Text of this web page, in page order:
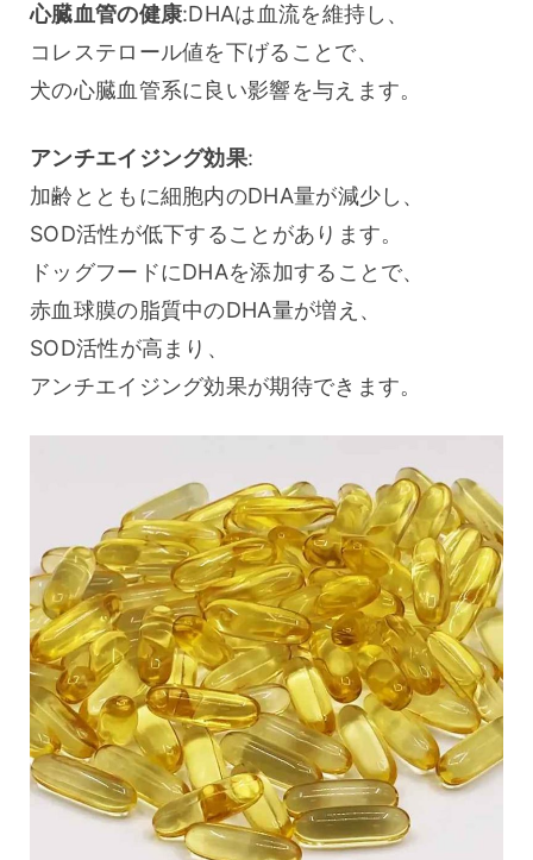
心臓血管の健康:DHAは血流を維持し、
コレステロール値を下げることで、
犬の心臓血管系に良い影響を与えます。
アンチエイジング効果:
加齢とともに細胞内のDHA量が減少し、
SOD活性が低下することがあります。
ドッグフードにDHAを添加することで、
赤血球膜の脂質中のDHA量が増え、
SOD活性が高まり、
アンチエイジング効果が期待できます。